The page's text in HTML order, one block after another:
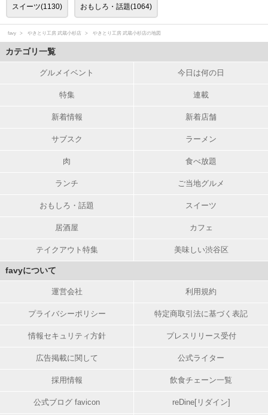
スイーツ(1130) おもしろ・話題(1064)
favy やきとり工房 武蔵小杉店 やきとり工房 武蔵小杉店の地図
カテゴリ一覧
グルメイベント 今日は何の日
特集 連載
新着情報 新着店舗
サブスク ラーメン
肉 食べ放題
ランチ ご当地グルメ
おもしろ・話題 スイーツ
居酒屋 カフェ
テイクアウト特集 美味しい渋谷区
favyについて
運営会社 利用規約
プライバシーポリシー 特定商取引法に基づく表記
情報セキュリティ方針 プレスリリース受付
広告掲載に関して 公式ライター
採用情報 飲食チェーン一覧
公式ブログ favicon reDine[リダイン]